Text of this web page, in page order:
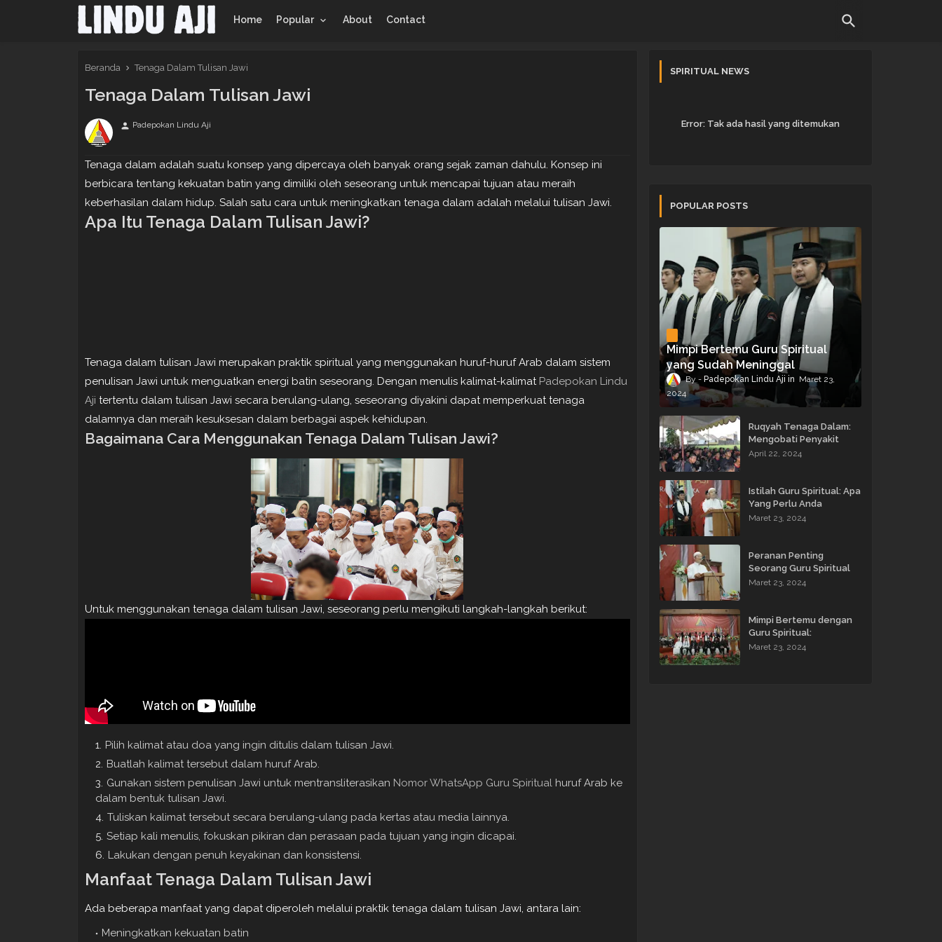
Home Popular About Contact
Beranda Tenaga Dalam Tulisan Jawi
Tenaga Dalam Tulisan Jawi
person Padepokan Lindu Aji
Tenaga dalam adalah suatu konsep yang dipercaya oleh banyak orang sejak zaman dahulu. Konsep ini
berbicara tentang kekuatan batin yang dimiliki oleh seseorang untuk mencapai tujuan atau meraih
keberhasilan dalam hidup. Salah satu cara untuk meningkatkan tenaga dalam adalah melalui tulisan Jawi.
Apa Itu Tenaga Dalam Tulisan Jawi?
Tenaga dalam tulisan Jawi merupakan praktik spiritual yang menggunakan huruf-huruf Arab dalam sistem
penulisan Jawi untuk menguatkan energi batin seseorang. Dengan menulis kalimat-kalimat Padepokan Lindu
Aji tertentu dalam tulisan Jawi secara berulang-ulang, seseorang diyakini dapat memperkuat tenaga
dalamnya dan meraih kesuksesan dalam berbagai aspek kehidupan.
Bagaimana Cara Menggunakan Tenaga Dalam Tulisan Jawi?
Untuk menggunakan tenaga dalam tulisan Jawi, seseorang perlu mengikuti langkah-langkah berikut:
Pilih kalimat atau doa yang ingin ditulis dalam tulisan Jawi.
Buatlah kalimat tersebut dalam huruf Arab.
Gunakan sistem penulisan Jawi untuk mentransliterasikan Nomor WhatsApp Guru Spiritual huruf Arab ke
dalam bentuk tulisan Jawi.
Tuliskan kalimat tersebut secara berulang-ulang pada kertas atau media lainnya.
Setiap kali menulis, fokuskan pikiran dan perasaan pada tujuan yang ingin dicapai.
Lakukan dengan penuh keyakinan dan konsistensi.
Manfaat Tenaga Dalam Tulisan Jawi
Ada beberapa manfaat yang dapat diperoleh melalui praktik tenaga dalam tulisan Jawi, antara lain:
Meningkatkan kekuatan batin
SPIRITUAL NEWS
Error:Tak ada hasil yang ditemukan
POPULAR POSTS
Mimpi Bertemu Guru Spiritual
yang Sudah Meninggal
Padepokan Lindu Aji
Maret 23,
2024
Ruqyah Tenaga Dalam:
Mengobati Penyakit
dengan Energi Batin
April 22, 2024
Istilah Guru Spiritual: Apa
Yang Perlu Anda
Ketahui?
Maret 23, 2024
Peranan Penting
Seorang Guru Spiritual
dalam Membimbing
Maret 23, 2024
Mimpi Bertemu dengan
Guru Spiritual:
Pengalaman Tak
Maret 23, 2024